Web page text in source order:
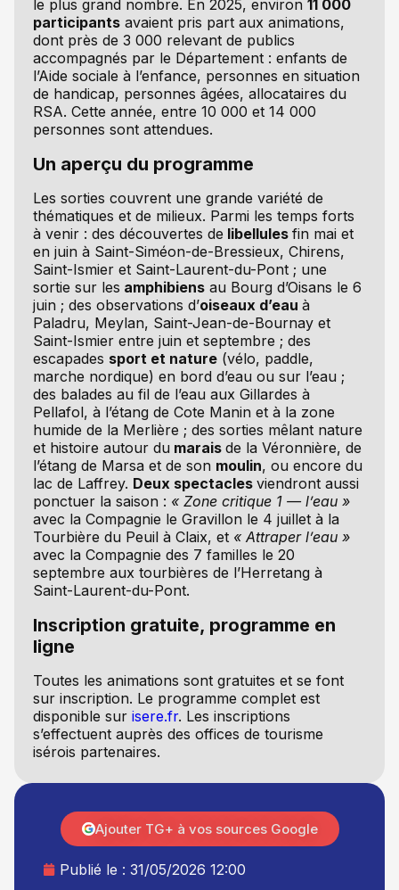
le plus grand nombre. En 2025, environ 11 000
participantsavaient pris part aux animations,
dont près de 3 000 relevant de publics
accompagnés par le Département : enfants de
l’Aide sociale à l’enfance, personnes en situation
de handicap, personnes âgées, allocataires du
RSA. Cette année, entre 10 000 et 14 000
personnes sont attendues.
Un aperçu du programme
Les sorties couvrent une grande variété de
thématiques et de milieux. Parmi les temps forts
à venir : des découvertes de libellules fin mai et
en juin à Saint-Siméon-de-Bressieux, Chirens,
Saint-Ismier et Saint-Laurent-du-Pont ; une
sortie sur les amphibiensau Bourg d’Oisans le 6
juin ; des observations d’oiseaux d’eau à
Paladru, Meylan, Saint-Jean-de-Bournay et
Saint-Ismier entre juin et septembre ; des
escapades sport et nature(vélo, paddle,
marche nordique) en bord d’eau ou sur l’eau ;
des balades au fil de l’eau aux Gillardes à
Pellafol, à l’étang de Cote Manin et à la zone
humide de la Merlière ; des sorties mêlant nature
et histoire autour du marais de la Véronnière, de
l’étang de Marsa et de son moulin, ou encore du
lac de Laffrey. Deux spectacles viendront aussi
ponctuer la saison : « Zone critique 1 — l’eau »
avec la Compagnie le Gravillon le 4 juillet à la
Tourbière du Peuil à Claix, et « Attraper l’eau »
avec la Compagnie des 7 familles le 20
septembre aux tourbières de l’Herretang à
Saint-Laurent-du-Pont.
Inscription gratuite, programme en
ligne
Toutes les animations sont gratuites et se font
sur inscription. Le programme complet est
disponible sur isere.fr. Les inscriptions
s’effectuent auprès des offices de tourisme
isérois partenaires.
Publié le : 31/05/2026 12:00
Ajouter TG+ à vos sources Google